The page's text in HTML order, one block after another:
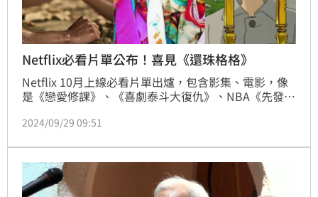
Netflix必看片單公布！喜見《還珠格格》
Netflix 10月上線必看片單出爐，包含影集、電影，像
是《戀愛修課》、《喜劇泰斗大復仇》、NBA《先發五
奇之役》等，都非常令人期待。
2024/09/29 09:51